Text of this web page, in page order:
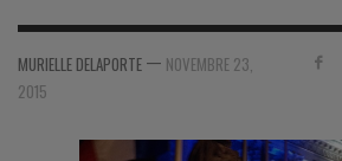
MURIELLE DELAPORTE — NOVEMBRE 23,
2015